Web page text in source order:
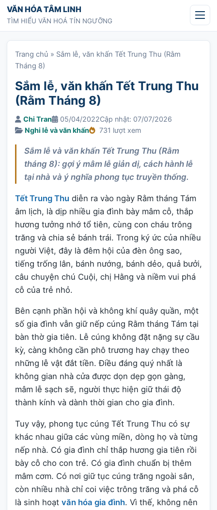
Chuyển tới nội dung
VĂN HÓA TÂM LINH
TÌM HIỂU VĂN HOÁ TÍN NGƯỠNG
Trang chủ » Sắm lễ, văn khấn Tết Trung Thu (Rằm
Tháng 8)
Sắm lễ, văn khấn Tết Trung Thu
(Rằm Tháng 8)
Chi Tran 05/04/2022Cập nhật: 07/07/2026
Nghi lễ và văn khấn
731 lượt xem
Sắm lễ và văn khấn Tết Trung Thu (Rằm
tháng 8): gợi ý mâm lễ giản dị, cách hành lễ
tại nhà và ý nghĩa phong tục truyền thống.
Tết Trung Thu diễn ra vào ngày Rằm tháng Tám
âm lịch, là dịp nhiều gia đình bày mâm cỗ, thắp
hương tưởng nhớ tổ tiên, cùng con cháu trông
trăng và chia sẻ bánh trái. Trong ký ức của nhiều
người Việt, đây là đêm hội của đèn ông sao,
tiếng trống lân, bánh nướng, bánh dẻo, quả bưởi,
câu chuyện chú Cuội, chị Hằng và niềm vui phá
cỗ của trẻ nhỏ.
Bên cạnh phần hội và không khí quây quần, một
số gia đình vẫn giữ nếp cúng Rằm tháng Tám tại
bàn thờ gia tiên. Lễ cúng không đặt nặng sự cầu
kỳ, càng không cần phô trương hay chạy theo
những lễ vật đắt tiền. Điều đáng quý nhất là
không gian nhà cửa được dọn dẹp gọn gàng,
mâm lễ sạch sẽ, người thực hiện giữ thái độ
thành kính và dành thời gian cho gia đình.
Tuy vậy, phong tục cúng Tết Trung Thu có sự
khác nhau giữa các vùng miền, dòng họ và từng
nếp nhà. Có gia đình chỉ thắp hương gia tiên rồi
bày cỗ cho con trẻ. Có gia đình chuẩn bị thêm
mâm cơm. Có nơi giữ tục cúng trăng ngoài sân,
còn nhiều nhà chỉ coi việc trông trăng và phá cỗ
là sinh hoạt văn hóa gia đình. Vì thế, không nên